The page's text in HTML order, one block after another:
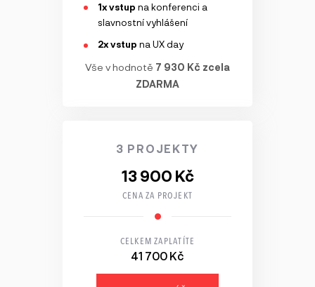
1x vstup na konferenci a
slavnostní vyhlášení
2x vstup na UX day
Vše v hodnotě 7 930 Kč zcela
ZDARMA
3 PROJEKTY
13 900 Kč
CENA ZA PROJEKT
CELKEM ZAPLATÍTE
41 700 Kč